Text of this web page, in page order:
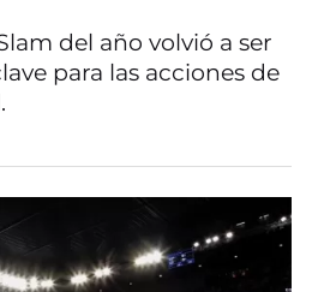
del año volvió a ser
para las acciones de